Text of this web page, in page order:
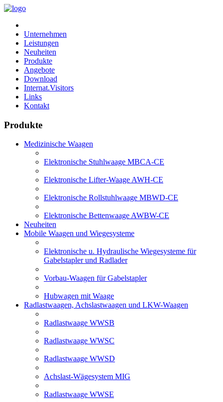
Unternehmen
Leistungen
Neuheiten
Produkte
Angebote
Download
Internat.Visitors
Links
Kontakt
Produkte
Medizinische Waagen
Elektronische Stuhlwaage MBCA-CE
Elektronische Lifter-Waage AWH-CE
Elektronische Rollstuhlwaage MBWD-CE
Elektronische Bettenwaage AWBW-CE
Neuheiten
Mobile Waagen und Wiegesysteme
Elektronische u. Hydraulische Wiegesysteme für
Gabelstapler und Radlader
Vorbau-Waagen für Gabelstapler
Hubwagen mit Waage
Radlastwaagen, Achslastwaagen und LKW-Waagen
Radlastwaage WWSB
Radlastwaage WWSC
Radlastwaage WWSD
Achslast-Wägesystem MIG
Radlastwaage WWSE